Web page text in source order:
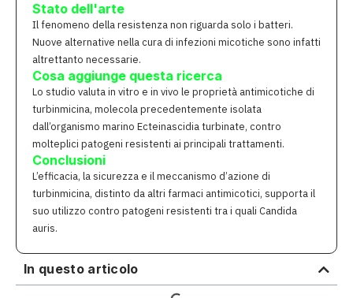
Stato dell'arte
Il fenomeno della resistenza non riguarda solo i batteri.
Nuove alternative nella cura di infezioni micotiche sono infatti
altrettanto necessarie.
Cosa aggiunge questa ricerca
Lo studio valuta in vitro e in vivo le proprietà antimicotiche di
turbinmicina, molecola precedentemente isolata
dall’organismo marino Ecteinascidia turbinate, contro
molteplici patogeni resistenti ai principali trattamenti.
Conclusioni
L’efficacia, la sicurezza e il meccanismo d’azione di
turbinmicina, distinto da altri farmaci antimicotici, supporta il
suo utilizzo contro patogeni resistenti tra i quali Candida
auris.
In questo articolo